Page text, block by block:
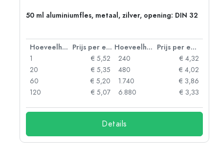
50 ml aluminiumfles, metaal, zilver, opening: DIN 32
Hoeveelheid Prijs per eenheid Hoeveelheid
Prijs per eenheid
1
€ 5,52
20
€ 5,35
60
€ 5,20
120
€ 5,07
240
€ 4,32
480
€ 4,02
1.740
€ 3,86
6.880
€ 3,33
Details